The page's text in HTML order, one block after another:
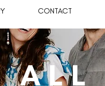
CONTACT
ALL